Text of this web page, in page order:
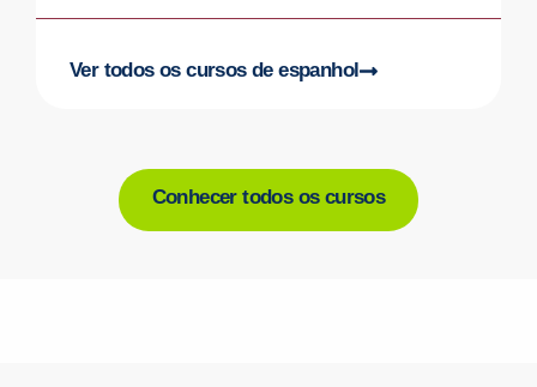
Ver todos os cursos de espanhol
Conhecer todos os cursos